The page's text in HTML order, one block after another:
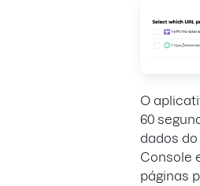
O
60
dados
Console
páginas